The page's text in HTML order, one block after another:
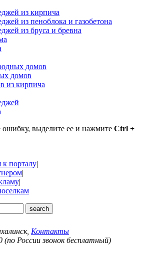
из кирпича
из пеноблока и газобетона
из бруса и бревна
домов
домов
из кирпича
выделите ее и нажмите Ctrl +
порталу|
|
|
, Контакты
(по России звонок бесплатный)